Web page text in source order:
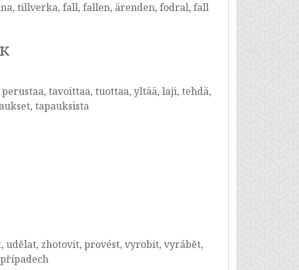
tillverka, fall, fallen, ärenden, fodral, fall
tavoittaa, tuottaa, yltää, laji, tehdä,
tapauksista
udělat, zhotovit, provést, vyrobit, vyrábět,